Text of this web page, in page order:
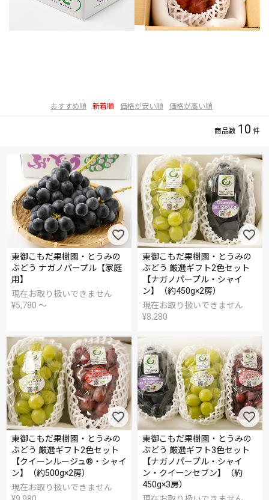
おすすめ順 新着順 価格が安い順 価格が高い順
10
東御こもだ果樹園・とうみの
ぶどう ナガノパープル【家庭
用】
現在お取り扱いできません
¥5,780 〜
東御こもだ果樹園・とうみの
ぶどう 厳選ギフト2色セット
【ナガノパープル・シャイ
ン】（約450g×2房）
現在お取り扱いできません
¥8,280
東御こもだ果樹園・とうみの
ぶどう 厳選ギフト2色セット
【クイーンルージュ®・シャイ
ン】（約500g×2房）
現在お取り扱いできません
東御こもだ果樹園・とうみの
ぶどう 厳選ギフト3色セット
【ナガノパープル・シャイ
ン・クイーンセブン】（約
450g×3房）